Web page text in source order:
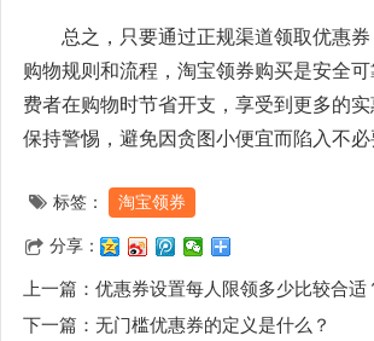
总之，只要通过正规渠道领取优惠
购物规则和流程，淘宝领券购买是安全
费者在购物时节省开支，享受到更多的
保持警惕，避免因贪图小便宜而陷入不必
标签： 淘宝领券
分享：
上一篇： 优惠券设置每人限领多少比较合适
下一篇： 无门槛优惠券的定义是什么？